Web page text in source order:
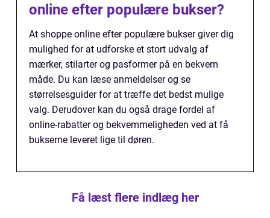
online efter populære bukser?
At shoppe online efter populære bukser giver dig
mulighed for at udforske et stort udvalg af
mærker, stilarter og pasformer på en bekvem
måde. Du kan læse anmeldelser og se
størrelsesguider for at træffe det bedst mulige
valg. Derudover kan du også drage fordel af
online-rabatter og bekvemmeligheden ved at få
bukserne leveret lige til døren.
Få læst flere indlæg her